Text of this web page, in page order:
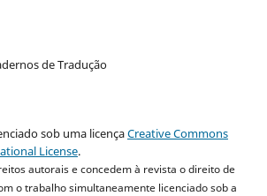
de Tradução
sob uma licençaCreative Commons
License.
autorais e concedem à revista o direito de
o trabalho simultaneamente licenciado sob a